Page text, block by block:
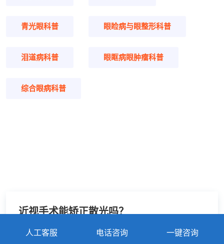
青光眼科普 眼睑病与眼整形科普
泪道病科普 眼眶病眼肿瘤科普
综合眼病科普
近视手术能矫正散光吗？
2026-07-02
人工客服 电话咨询 一键咨询